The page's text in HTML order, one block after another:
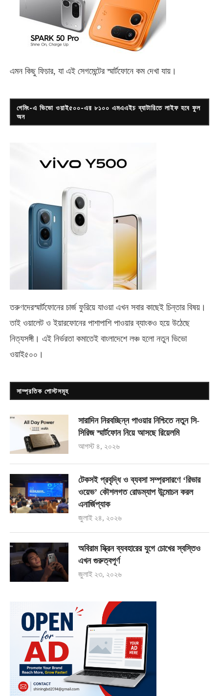
এমন কিছু ফিচার, যা এই সেগমেন্টের স্মার্টফোনে কম দেখা যায়।
গেমিং-এ ভিভো ওয়াই৫০০-এর ৮১০০ এমএএইচ ব্যাটারিতে লাইফ হবে ফুল
অন
তরুণদেরস্মার্টফোনের চার্জ ফুরিয়ে যাওয়া এখন সবার কাছেই চিন্তার বিষয়।
তাই ওয়ালেট ও ইয়ারফোনের পাশাপাশি পাওয়ার ব্যাংকও হয়ে উঠেছে
নিত্যসঙ্গী। এই নির্ভরতা কমাতেই বাংলাদেশে লঞ্চ হলো নতুন ভিভো
ওয়াই৫০০ ।
সাম্প্রতিক পোস্টসমূহ
সারাদিন নিরবচ্ছিন্ন পাওয়ার নিশ্চিতে নতুন সি-
সিরিজ স্মার্টফোন নিয়ে আসছে রিয়েলমি
আগস্ট ৪, ২০২৬
টেকসই প্রবৃদ্ধি ও ব্যবসা সম্প্রসারণে ‘রিভার
ওয়েভ’ কৌশলগত রোডম্যাপ উন্মোচন করল
এনার্জিপ্যাক
জুলাই ২৪, ২০২৬
অবিরাম স্ক্রিন ব্যবহারের যুগে চোখের স্বস্তিও
এখন গুরুত্বপূর্ণ
জুলাই ২৩, ২০২৬